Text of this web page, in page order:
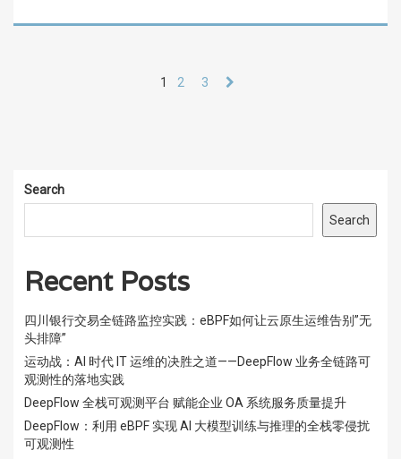
1 2 3
Search
Search
Recent Posts
四川银行交易全链路监控实践：eBPF如何让云原生运维告别”无
头排障”
运动战：AI 时代 IT 运维的决胜之道——DeepFlow 业务全链路可
观测性的落地实践
DeepFlow 全栈可观测平台 赋能企业 OA 系统服务质量提升
DeepFlow：利用 eBPF 实现 AI 大模型训练与推理的全栈零侵扰
可观测性